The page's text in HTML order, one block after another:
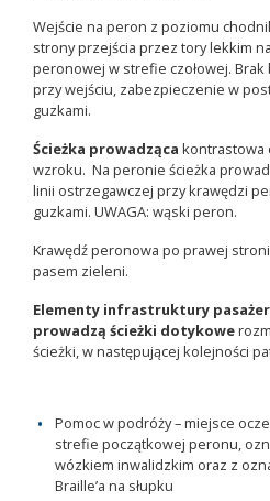
Wejście na peron z poziomu
strony przejścia przez tory lekkim
peronowej w strefie czołowej.
przy wejściu, zabezpieczenie w
guzkami.
Ścieżka prowadząca kontrastowa
wzroku. Na peronie ścieżka
linii ostrzegawczej przy krawędzi
guzkami. UWAGA: wąski peron.
Krawędź peronowa po prawej
pasem zieleni.
Elementy infrastruktury
prowadzą ścieżki dotykowe
ścieżki, w następującej kolejności
Pomoc w podróży – miejsce
strefie początkowej peronu,
wózkiem inwalidzkim oraz z
Braille’a na słupku